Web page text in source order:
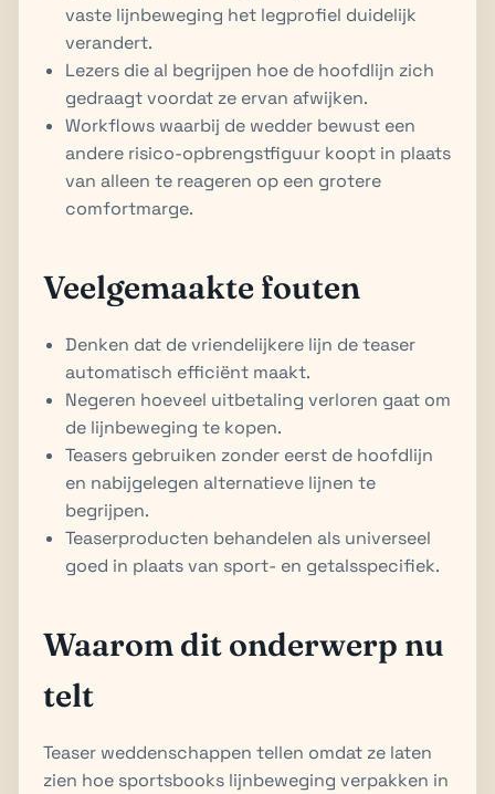
vaste lijnbeweging het legprofiel duidelijk
verandert.
Lezers die al begrijpen hoe de hoofdlijn zich
gedraagt voordat ze ervan afwijken.
Workflows waarbij de wedder bewust een
andere risico-opbrengstfiguur koopt in plaats
van alleen te reageren op een grotere
comfortmarge.
Veelgemaakte fouten
Denken dat de vriendelijkere lijn de teaser
automatisch efficiënt maakt.
Negeren hoeveel uitbetaling verloren gaat om
de lijnbeweging te kopen.
Teasers gebruiken zonder eerst de hoofdlijn
en nabijgelegen alternatieve lijnen te
begrijpen.
Teaserproducten behandelen als universeel
goed in plaats van sport- en getalsspecifiek.
Waarom dit onderwerp nu
telt
Teaser weddenschappen tellen omdat ze laten
zien hoe sportsbooks lijnbeweging verpakken in